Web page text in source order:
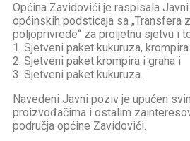
Općina Zavidovići je raspisala
općinskih podsticaja sa „Transfera
poljoprivrede“ za proljetnu sjetvu i
1. Sjetveni paket kukuruza, krompira
2. Sjetveni paket krompira i graha i
3. Sjetveni paket kukuruza.
Navedeni Javni poziv je upućen
proizvođačima i ostalim
područja općine Zavidovići.